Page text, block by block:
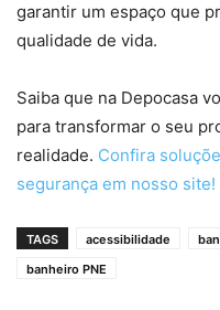
garantir um espaço que
qualidade de vida.
Saiba que na Depocasa
para transformar o seu
realidade. Confira
segurança em nosso site!
TAGS acessibilidade
banheiro PNE